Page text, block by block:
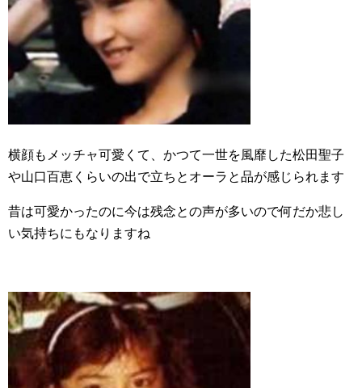
横顔もメッチャ可愛くて、かつて一世を風靡した松田聖子
や山口百恵くらいの出で立ちとオーラと品が感じられます
昔は可愛かったのに今は残念との声が多いので何だか悲し
い気持ちにもなりますね